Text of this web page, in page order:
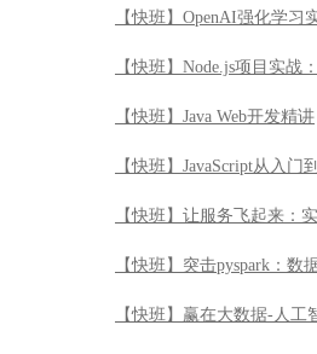
【快班】OpenAI强化学习
【快班】Node.js项目实战
【快班】Java Web开发精讲
【快班】JavaScript从入门
【快班】让服务飞起来：
【快班】突击pyspark：数
【快班】赢在大数据-人工